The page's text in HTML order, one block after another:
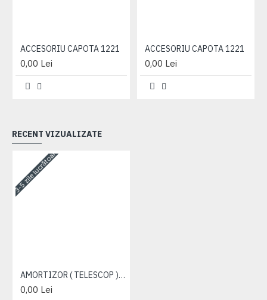
ACCESORIU CAPOTA 1221
0,00 Lei
ACCESORIU CAPOTA 1221
0,00 Lei
RECENT VIZUALIZATE
3-5 zile lucrătoare
AMORTIZOR ( TELESCOP ) SCAUN
0,00 Lei